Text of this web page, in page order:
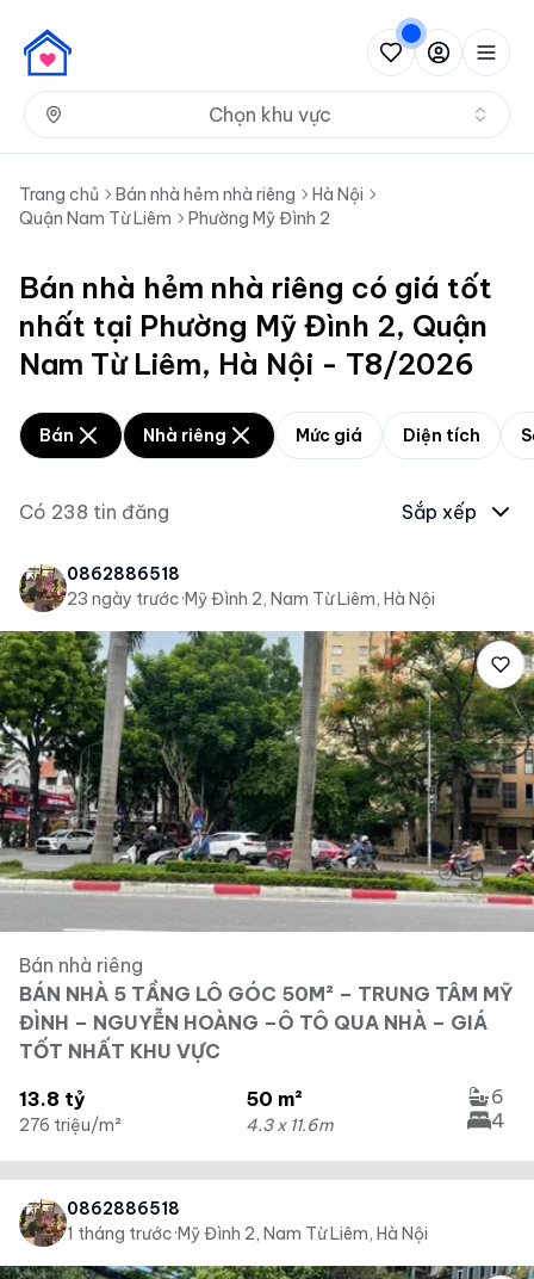
Chọn khu vực
Trang chủ Bán nhà hẻm nhà riêng
Hà Nội
Quận Nam Từ Liêm
Phường Mỹ Đình 2
Bán nhà hẻm nhà riêng có giá tốt
nhất tại Phường Mỹ Đình 2, Quận
Nam Từ Liêm, Hà Nội - T8/2026
Bán Nhà riêng Mức giá Diện tích
Có 238 tin đăng Sắp xếp
0862886518
23 ngày trước·Mỹ Đình 2, Nam Từ Liêm, Hà Nội
Bán nhà riêng
BÁN NHÀ 5 TẦNG LÔ GÓC 50M² – TRUNG TÂM MỸ
ĐÌNH – NGUYỄN HOÀNG –Ô TÔ QUA NHÀ – GIÁ
TỐT NHẤT KHU VỰC
13.8 tỷ
276 triệu/m²
50 m²
4.3 x 11.6m
6
4
0862886518
1 tháng trước·Mỹ Đình 2, Nam Từ Liêm, Hà Nội